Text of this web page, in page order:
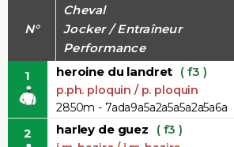
N°
Cheval
Jocker / Entraîneur
Performance
1
heroine du landret ( f3 )
p.ph. ploquin / p. ploquin
2850m - 7ada9a5a2a5a5a2a5a6a
2 harley de guez ( f3 )